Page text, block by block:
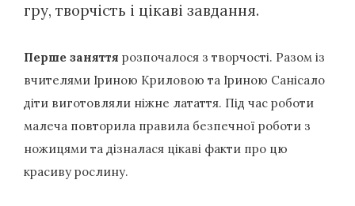
гру, творчість і цікаві завдання.
Перше заняття розпочалося з творчості. Разом із
вчителями Іриною Криловою та Іриною Санісало
діти виготовляли ніжне латаття. Під час роботи
малеча повторила правила безпечної роботи з
ножицями та дізналася цікаві факти про цю
красиву рослину.